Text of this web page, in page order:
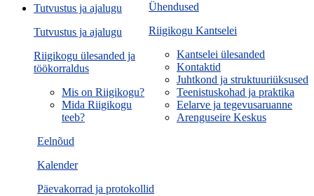
Ühendused
Riigikogu Kantselei
Kantselei ülesanded
Kontaktid
Juhtkond ja struktuuriüksused
Teenistuskohad ja praktika
Eelarve ja tegevusaruanne
Arenguseire Keskus
Eelnõud
Kalender
Päevakorrad ja protokollid
Tutvustus ja ajalugu
Tutvustus ja ajalugu
Riigikogu ülesanded ja
töökorraldus
Mis on Riigikogu?
Mida Riigikogu
teeb?